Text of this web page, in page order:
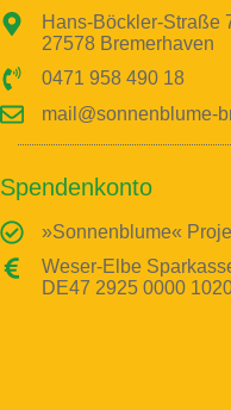
Hans-Böckler-Straße
27578 Bremerhaven
0471 958 490 18
mail@sonnenblume-
Spendenkonto
»Sonnenblume«
Weser-Elbe
DE47 2925 0000